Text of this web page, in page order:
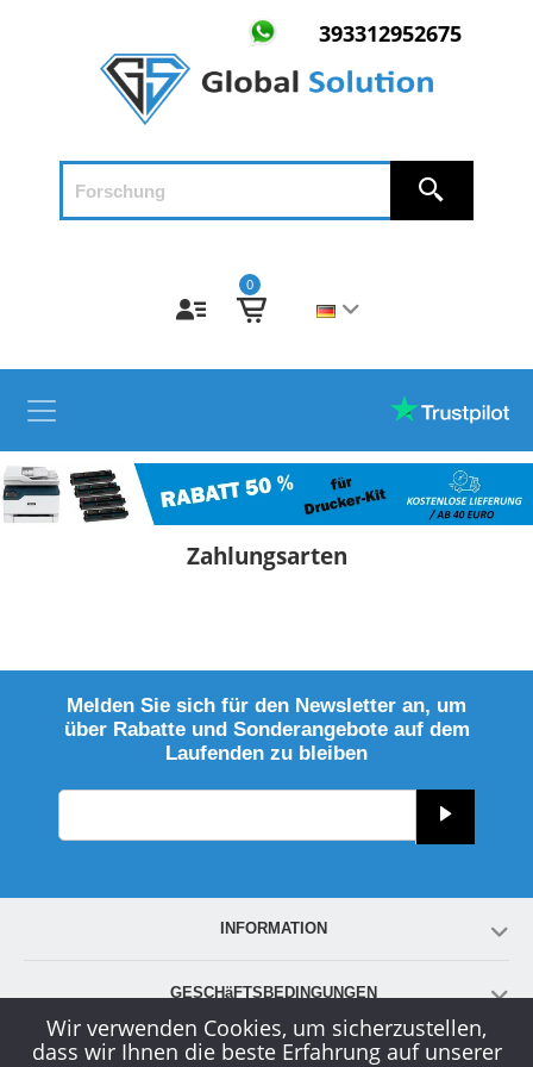
393312952675
0
Zahlungsarten
Melden Sie sich für den Newsletter an, um
über Rabatte und Sonderangebote auf dem
Laufenden zu bleiben
INFORMATION
GESCHäFTSBEDINGUNGEN
KONTO
Wir verwenden Cookies, um sicherzustellen,
dass wir Ihnen die beste Erfahrung auf unserer